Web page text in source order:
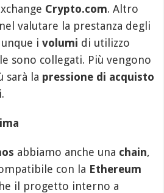
Crypto.com. Altro
valutare la prestanza degli
ivolumi di utilizzo
sono collegati. Più vengono
sarà la pressione di acquisto
abbiamo anche una chain,
con la Ethereum
il progetto interno a